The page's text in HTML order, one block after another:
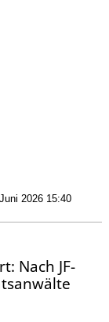
2026 15:40
Nach JF-